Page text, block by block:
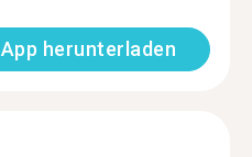
App herunterladen